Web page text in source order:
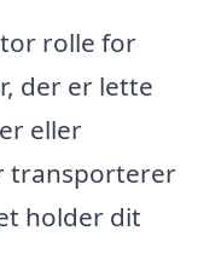
rolle for
der er lette
eller
transporterer
holder dit